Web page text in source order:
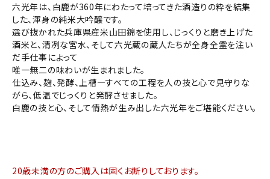
六光年は、白鹿が360年にわたって培ってきた酒造りの粋を結集
した、渾身の純米大吟醸です。
選び抜かれた兵庫県産米山田錦を使用し、じっくりと磨き上げた
酒米と、清冽な宮水、そして六光蔵の蔵人たちが全身全霊を注い
だ手仕事によって
唯一無二の味わいが生まれました。
仕込み、麹、発酵、上槽―すべての工程を人の技と心で見守りな
がら、低温でじっくりと発酵させました。
白鹿の技と心、そして情熱が生み出した六光年をご堪能ください。
20歳未満の方のご購入は固くお断りしております。